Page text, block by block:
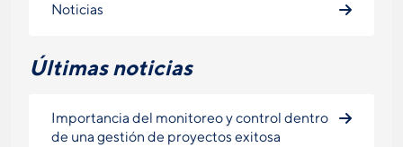
Noticias
Últimas noticias
Importancia del monitoreo y control dentro
de una gestión de proyectos exitosa